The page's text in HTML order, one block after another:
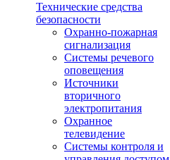
Технические средства
безопасности
Охранно-пожарная
сигнализация
Системы речевого
оповещения
Источники
вторичного
электропитания
Охранное
телевидение
Системы контроля и